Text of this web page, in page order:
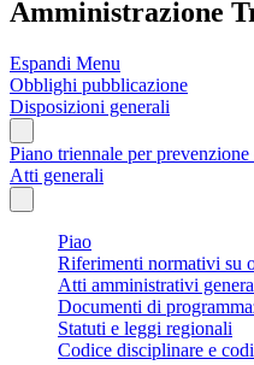
Amministrazione
Espandi Menu
Obblighi pubblicazione
Disposizioni generali
Piano triennale per
Atti generali
Piao
Riferimenti normativi su
Atti amministrativi
Documenti di
Statuti e leggi regionali
Codice disciplinare e